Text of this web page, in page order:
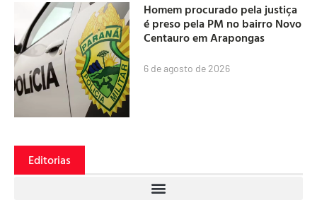
Homem procurado pela justiça
é preso pela PM no bairro Novo
Centauro em Arapongas
6 de agosto de 2026
Editorias